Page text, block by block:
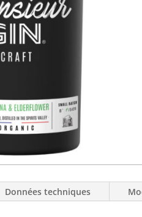
Données techniques